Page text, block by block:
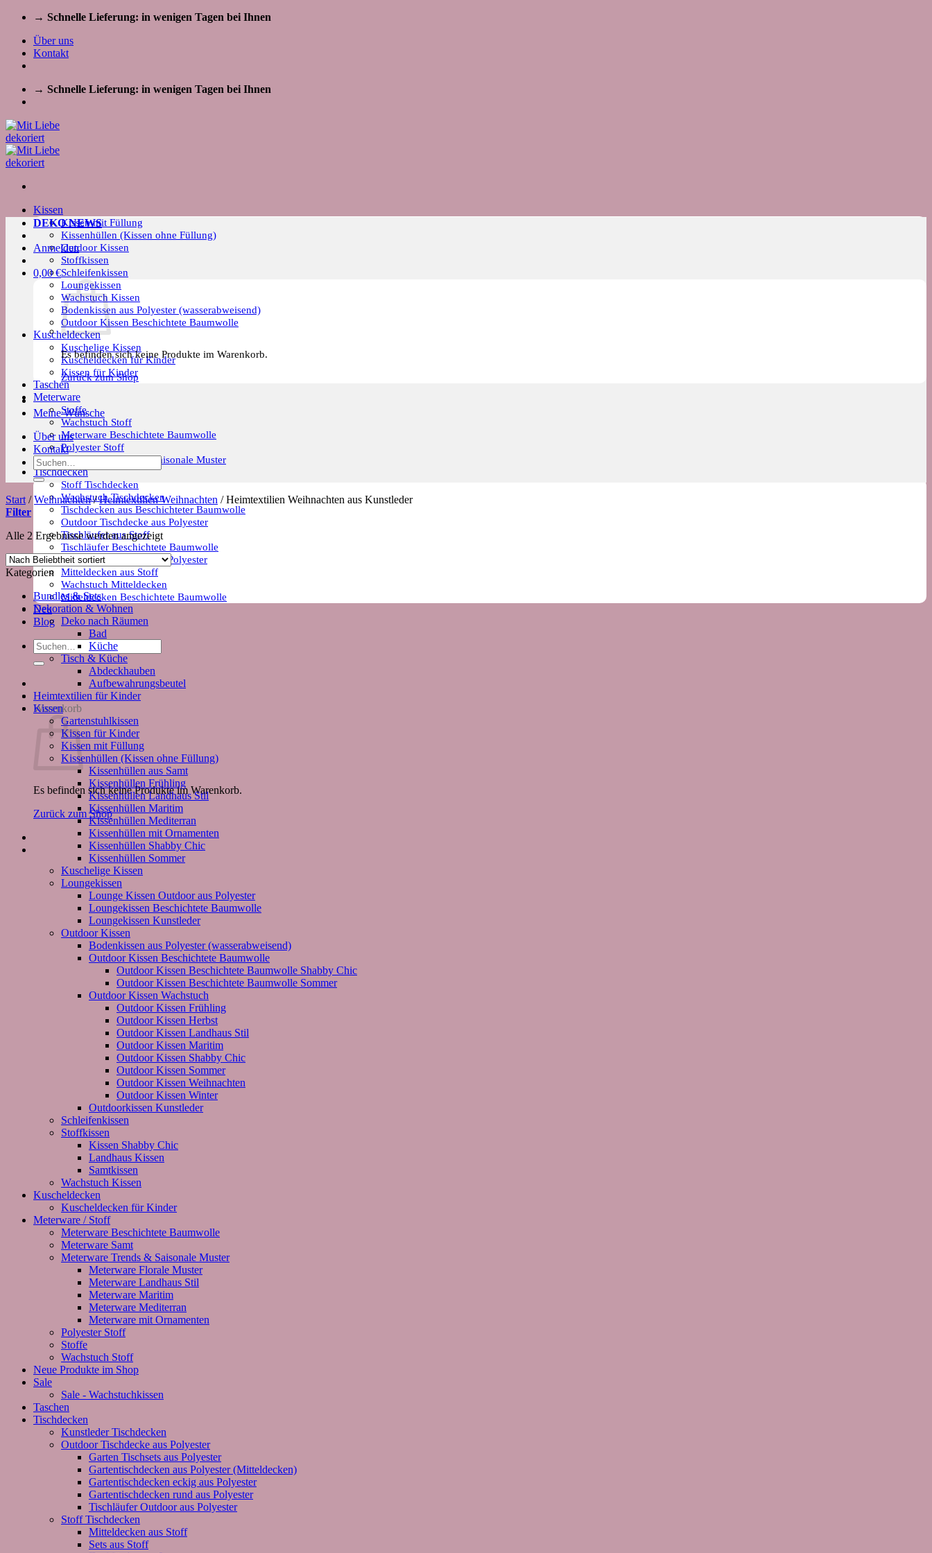
Zum
springen
→ Schnelle Lieferung: in wenigen Tagen bei Ihnen
Über uns
Kontakt
→ Schnelle Lieferung: in wenigen Tagen bei Ihnen
Kissen
Kissen mit Füllung
Kissenhüllen (Kissen ohne Füllung)
Outdoor Kissen
Stoffkissen
Schleifenkissen
Loungekissen
Wachstuch Kissen
Bodenkissen aus Polyester (wasserabweisend)
Outdoor Kissen Beschichtete Baumwolle
Kuscheldecken
Kuschelige Kissen
Kuscheldecken für Kinder
Kissen für Kinder
Taschen
Meterware
Stoffe
Wachstuch Stoff
Meterware Beschichtete Baumwolle
Polyester Stoff
Meterware Trends & Saisonale Muster
Tischdecken
Stoff Tischdecken
Wachstuch Tischdecken
Tischdecken aus Beschichteter Baumwolle
Outdoor Tischdecke aus Polyester
Tischläufer aus Stoff
Tischläufer Beschichtete Baumwolle
Tischläufer Outdoor aus Polyester
Mitteldecken aus Stoff
Wachstuch Mitteldecken
Mitteldecken Beschichtete Baumwolle
Neu
Blog
Suchen
nach:
Warenkorb
Es befinden sich keine Produkte im Warenkorb.
Zurück zum Shop
DEKO NEWS
Anmelden
0,00€
Es befinden sich keine Produkte im Warenkorb.
Zurück zum Shop
Meine Wünsche
Über uns
Kontakt
Suchen
nach:
Start / Weihnachten / Heimtextilien Weihnachten /Heimtextilien Weihnachten aus Kunstleder
Filter
Alle 2 Ergebnisse werden angezeigtNach
Beliebtheit
sortiert
Kategorien
Bundles & Sets
Dekoration & Wohnen
Deko nach Räumen
Bad
Küche
Tisch & Küche
Abdeckhauben
Aufbewahrungsbeutel
Heimtextilien für Kinder
Kissen
Gartenstuhlkissen
Kissen für Kinder
Kissen mit Füllung
Kissenhüllen (Kissen ohne Füllung)
Kissenhüllen aus Samt
Kissenhüllen Frühling
Kissenhüllen Landhaus Stil
Kissenhüllen Maritim
Kissenhüllen Mediterran
Kissenhüllen mit Ornamenten
Kissenhüllen Shabby Chic
Kissenhüllen Sommer
Kuschelige Kissen
Loungekissen
Lounge Kissen Outdoor aus Polyester
Loungekissen Beschichtete Baumwolle
Loungekissen Kunstleder
Outdoor Kissen
Bodenkissen aus Polyester (wasserabweisend)
Outdoor Kissen Beschichtete Baumwolle
Outdoor Kissen Beschichtete Baumwolle Shabby Chic
Outdoor Kissen Beschichtete Baumwolle Sommer
Outdoor Kissen Wachstuch
Outdoor Kissen Frühling
Outdoor Kissen Herbst
Outdoor Kissen Landhaus Stil
Outdoor Kissen Maritim
Outdoor Kissen Shabby Chic
Outdoor Kissen Sommer
Outdoor Kissen Weihnachten
Outdoor Kissen Winter
Outdoorkissen Kunstleder
Schleifenkissen
Stoffkissen
Kissen Shabby Chic
Landhaus Kissen
Samtkissen
Wachstuch Kissen
Kuscheldecken
Kuscheldecken für Kinder
Meterware / Stoff
Meterware Beschichtete Baumwolle
Meterware Samt
Meterware Trends & Saisonale Muster
Meterware Florale Muster
Meterware Landhaus Stil
Meterware Maritim
Meterware Mediterran
Meterware mit Ornamenten
Polyester Stoff
Stoffe
Wachstuch Stoff
Neue Produkte im Shop
Sale
Sale - Wachstuchkissen
Taschen
Tischdecken
Kunstleder Tischdecken
Outdoor Tischdecke aus Polyester
Garten Tischsets aus Polyester
Gartentischdecken aus Polyester (Mitteldecken)
Gartentischdecken eckig aus Polyester
Gartentischdecken rund aus Polyester
Tischläufer Outdoor aus Polyester
Stoff Tischdecken
Mitteldecken aus Stoff
Sets aus Stoff